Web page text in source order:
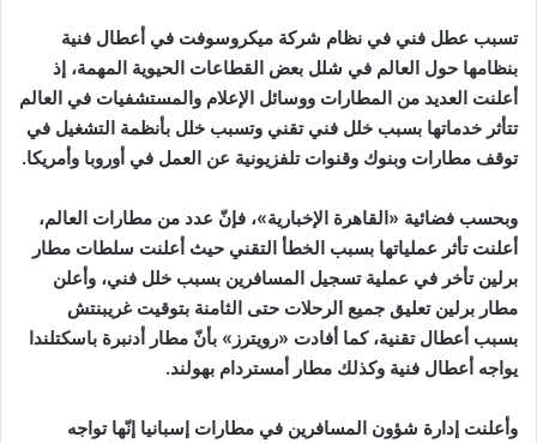
تسبب عطل فني في نظام شركة ميكروسوفت في أعطال فنية
بنظامها حول العالم في شلل بعض القطاعات الحيوية المهمة، إذ
أعلنت العديد من المطارات ووسائل الإعلام والمستشفيات في العالم
تتأثر خدماتها بسبب خلل فني تقني وتسبب خلل بأنظمة التشغيل في
توقف مطارات وبنوك وقنوات تلفزيونية عن العمل في أوروبا وأمريكا.
وبحسب فضائية «القاهرة الإخبارية»، فإنّ عدد من مطارات العالم،
أعلنت تأثر عملياتها بسبب الخطأ التقني حيث أعلنت سلطات مطار
برلين تأخر في عملية تسجيل المسافرين بسبب خلل فني، وأعلن
مطار برلين تعليق جميع الرحلات حتى الثامنة بتوقيت غريبنتش
بسبب أعطال تقنية، كما أفادت «رويترز» بأنّ مطار أدنبرة باسكتلندا
يواجه أعطال فنية وكذلك مطار أمستردام بهولند.
وأعلنت إدارة شؤون المسافرين في مطارات إسبانيا إنّها تواجه